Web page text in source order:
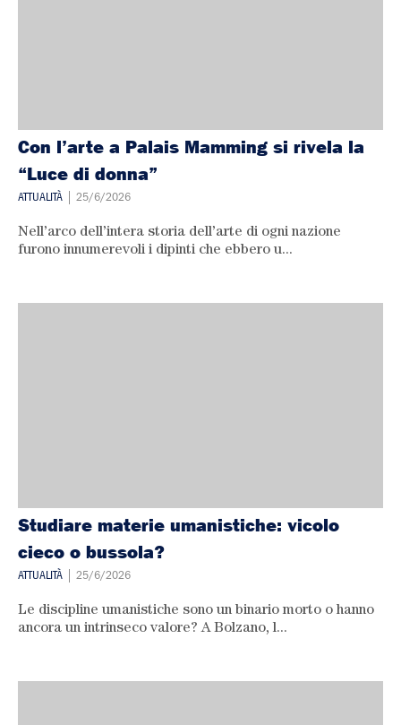
Con l’arte a Palais Mamming si rivela la
“Luce di donna”
ATTUALITÀ | 25/6/2026
Nell’arco dell’intera storia dell’arte di ogni nazione
furono innumerevoli i dipinti che ebbero u...
Studiare materie umanistiche: vicolo
cieco o bussola?
ATTUALITÀ | 25/6/2026
Le discipline umanistiche sono un binario morto o hanno
ancora un intrinseco valore? A Bolzano, l...